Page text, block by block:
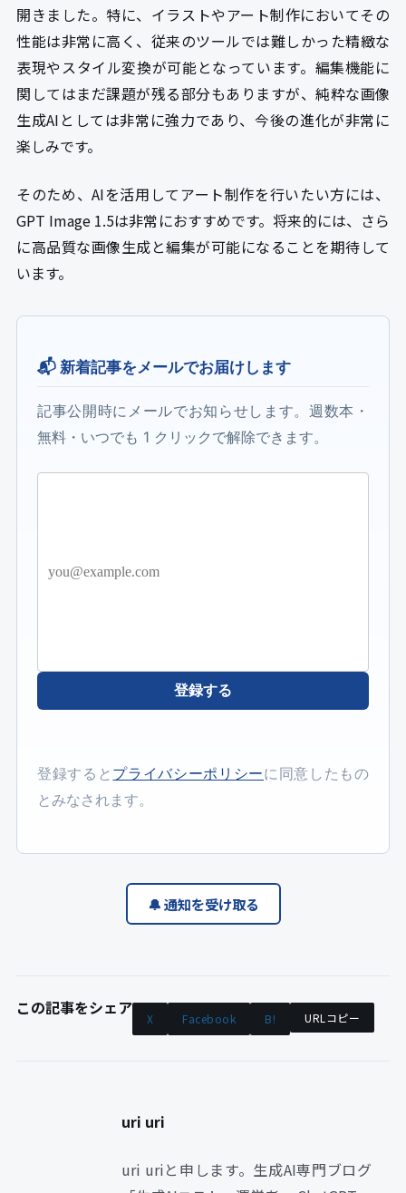
開きました。特に、イラストやアート制作においてその
性能は非常に高く、従来のツールでは難しかった精緻な
表現やスタイル変換が可能となっています。編集機能に
関してはまだ課題が残る部分もありますが、純粋な画像
生成AIとしては非常に強力であり、今後の進化が非常に
楽しみです。
そのため、AIを活用してアート制作を行いたい方には、
GPT Image 1.5は非常におすすめです。将来的には、さら
に高品質な画像生成と編集が可能になることを期待して
います。
📬 新着記事をメールでお届けします
記事公開時にメールでお知らせします。週数本・
無料・いつでも 1 クリックで解除できます。
登録する
登録すると プライバシーポリシーに同意したもの
とみなされます。
🔔 通知を受け取る
この記事をシェア X Facebook B! URLコピー
uri uri
uri uriと申します。生成AI専門ブログ